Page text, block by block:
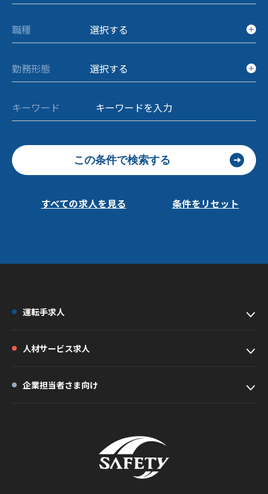
職種 選択する
勤務形態 選択する
キーワード
この条件で検索する
すべての求人を見る 条件をリセット
運転手求人
人材サービス求人
企業担当者さま向け